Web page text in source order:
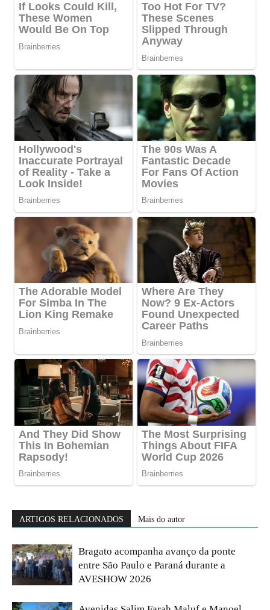
ARTIGOS RELACIONADOS Mais do autor
Bragato acompanha avanço da ponte
entre São Paulo e Paraná durante a
AVESHOW 2026